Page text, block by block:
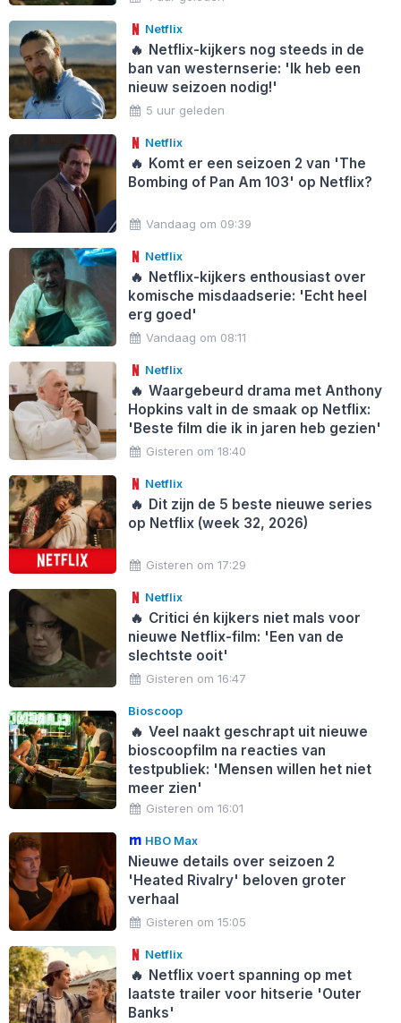
Netflix
🔥 Netflix-kijkers nog steeds in de
ban van westernserie: 'Ik heb een
nieuw seizoen nodig!'
5 uur geleden
Netflix
🔥 Komt er een seizoen 2 van 'The
Bombing of Pan Am 103' op Netflix?
Vandaag om 09:39
Netflix
🔥 Netflix-kijkers enthousiast over
komische misdaadserie: 'Echt heel
erg goed'
Vandaag om 08:11
Netflix
🔥 Waargebeurd drama met Anthony
Hopkins valt in de smaak op Netflix:
'Beste film die ik in jaren heb gezien'
Gisteren om 18:40
Netflix
🔥 Dit zijn de 5 beste nieuwe series
op Netflix (week 32, 2026)
Gisteren om 17:29
Netflix
🔥 Critici én kijkers niet mals voor
nieuwe Netflix-film: 'Een van de
slechtste ooit'
Gisteren om 16:47
Bioscoop
🔥 Veel naakt geschrapt uit nieuwe
bioscoopfilm na reacties van
testpubliek: 'Mensen willen het niet
meer zien'
Gisteren om 16:01
HBO Max
Nieuwe details over seizoen 2
'Heated Rivalry' beloven groter
verhaal
Gisteren om 15:05
Netflix
🔥 Netflix voert spanning op met
laatste trailer voor hitserie 'Outer
Banks'